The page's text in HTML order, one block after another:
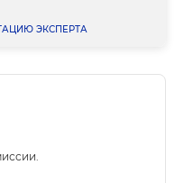
ЭКСПЕРТА